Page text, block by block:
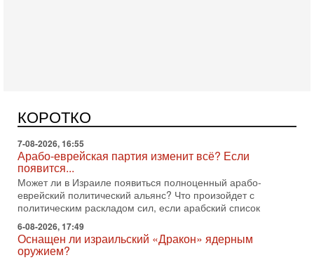
КОРОТКО
поворот: еврейский кандидат — на реальном месте в
списке одной из арабских партий. Причем речь идет
7-08-2026, 16:55
Арабо-еврейская партия изменит всё? Если
появится...
Может ли в Израиле появиться полноценный арабо-
еврейский политический альянс? Что произойдет с
политическим раскладом сил, если арабский список
6-08-2026, 17:49
Оснащен ли израильский «Дракон» ядерным
оружием?